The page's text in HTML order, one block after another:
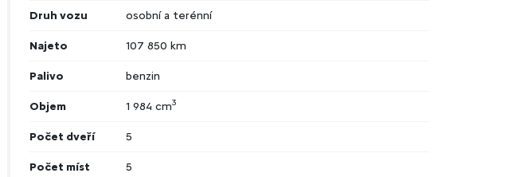
Druh vozu osobní a terénní
Najeto 107 850 km
Palivo benzin
Objem 1 984 cm3
Počet dveří 5
Počet míst 5